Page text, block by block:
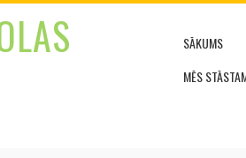
SĀKUMS
MĒS